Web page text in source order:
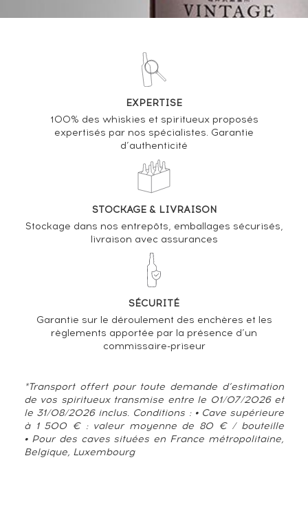
VOUS POSSÉDEZ UN SPIRITUEUX IDENTIQUE ?
Analyse & Performance du spiritueux
Glen Grant 5 years 1983 Of.
VARIATION DE LA COTE
EXPERTISE
100% des whiskies et spiritueux proposés
expertisés par nos spécialistes. Garantie
d’authenticité
STOCKAGE & LIVRAISON
Stockage dans nos entrepôts, emballages sécurisés,
livraison avec assurances
SÉCURITÉ
Garantie sur le déroulement des enchères et les
règlements apportée par la présence d’un
commissaire-priseur
*Transport offert pour toute demande d’estimation
de vos spiritueux transmise entre le 01/07/2026 et
le 31/08/2026 inclus. Conditions : • Cave supérieure
à 1 500 € : valeur moyenne de 80 € / bouteille
• Pour des caves situées en France métropolitaine,
Belgique, Luxembourg